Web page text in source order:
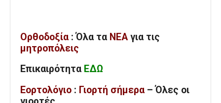
Ορθοδοξία : Όλα τα ΝΕΑ για τις
μητροπόλεις
Επικαιρότητα ΕΔΩ
Εορτολόγιο : Γιορτή σήμερα – Όλες οι